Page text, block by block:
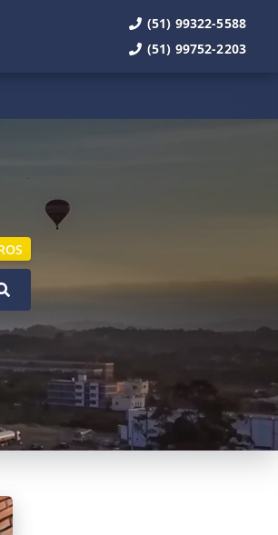
(51) 99322-5588
(51) 99752-2203